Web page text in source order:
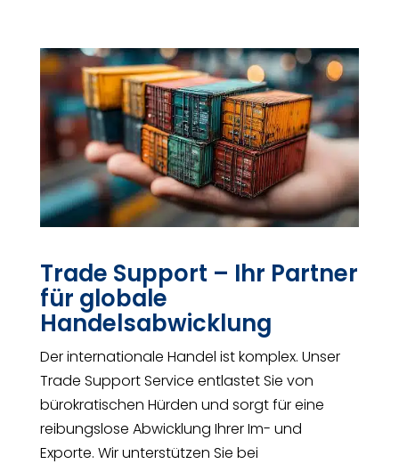
Trade Support – Ihr Partner
für globale
Handelsabwicklung
Der internationale Handel ist komplex. Unser
Trade Support Service entlastet Sie von
bürokratischen Hürden und sorgt für eine
reibungslose Abwicklung Ihrer Im- und
Exporte. Wir unterstützen Sie bei